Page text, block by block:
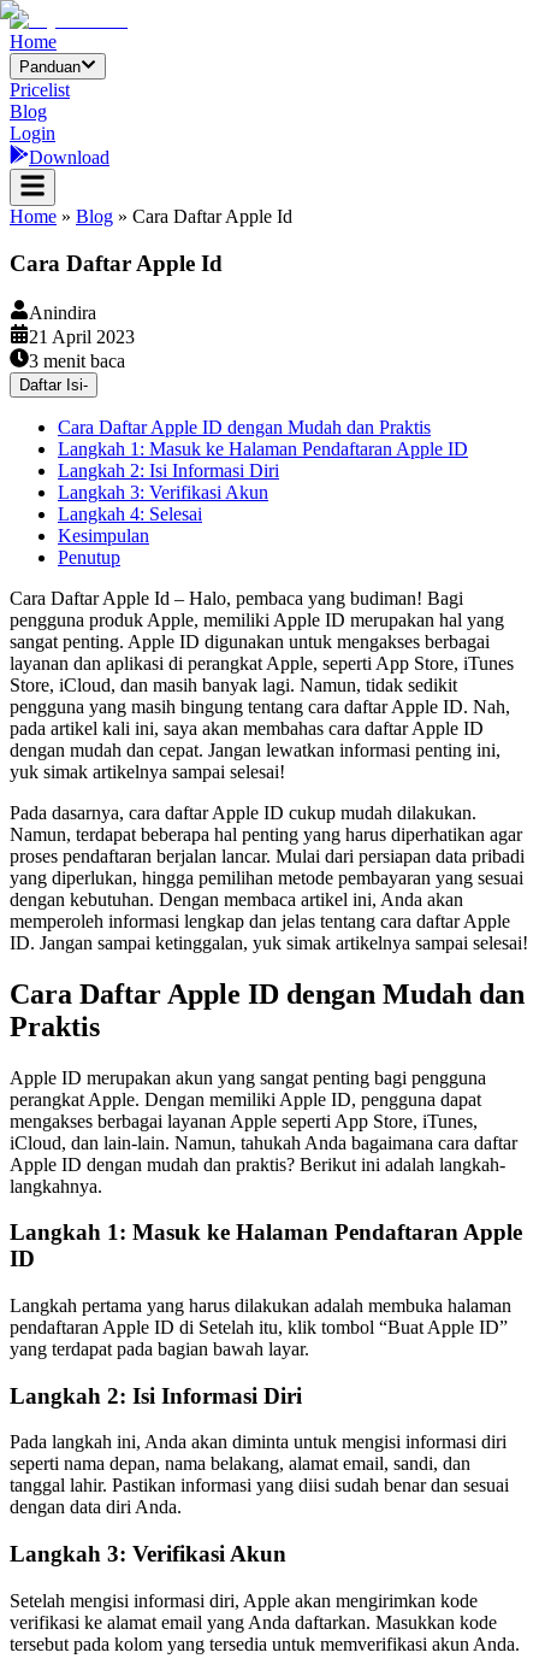
Home
Panduan
Pricelist
Blog
Login
Download
Home » Blog » Cara Daftar Apple Id
Cara Daftar Apple Id
Anindira
21 April 2023
3 menit baca
Daftar Isi-
Cara Daftar Apple ID dengan Mudah dan Praktis
Langkah 1: Masuk ke Halaman Pendaftaran Apple ID
Langkah 2: Isi Informasi Diri
Langkah 3: Verifikasi Akun
Langkah 4: Selesai
Kesimpulan
Penutup
Cara Daftar Apple Id – Halo, pembaca yang budiman! Bagi
pengguna produk Apple, memiliki Apple ID merupakan hal yang
sangat penting. Apple ID digunakan untuk mengakses berbagai
layanan dan aplikasi di perangkat Apple, seperti App Store, iTunes
Store, iCloud, dan masih banyak lagi. Namun, tidak sedikit
pengguna yang masih bingung tentang cara daftar Apple ID. Nah,
pada artikel kali ini, saya akan membahas cara daftar Apple ID
dengan mudah dan cepat. Jangan lewatkan informasi penting ini,
yuk simak artikelnya sampai selesai!
Pada dasarnya, cara daftar Apple ID cukup mudah dilakukan.
Namun, terdapat beberapa hal penting yang harus diperhatikan agar
proses pendaftaran berjalan lancar. Mulai dari persiapan data pribadi
yang diperlukan, hingga pemilihan metode pembayaran yang sesuai
dengan kebutuhan. Dengan membaca artikel ini, Anda akan
memperoleh informasi lengkap dan jelas tentang cara daftar Apple
ID. Jangan sampai ketinggalan, yuk simak artikelnya sampai selesai!
Cara Daftar Apple ID dengan Mudah dan
Praktis
Apple ID merupakan akun yang sangat penting bagi pengguna
perangkat Apple. Dengan memiliki Apple ID, pengguna dapat
mengakses berbagai layanan Apple seperti App Store, iTunes,
iCloud, dan lain-lain. Namun, tahukah Anda bagaimana cara daftar
Apple ID dengan mudah dan praktis? Berikut ini adalah langkah-
langkahnya.
Langkah 1: Masuk ke Halaman Pendaftaran Apple
ID
Langkah pertama yang harus dilakukan adalah membuka halaman
pendaftaran Apple ID di Setelah itu, klik tombol “Buat Apple ID”
yang terdapat pada bagian bawah layar.
Langkah 2: Isi Informasi Diri
Pada langkah ini, Anda akan diminta untuk mengisi informasi diri
seperti nama depan, nama belakang, alamat email, sandi, dan
tanggal lahir. Pastikan informasi yang diisi sudah benar dan sesuai
dengan data diri Anda.
Langkah 3: Verifikasi Akun
Setelah mengisi informasi diri, Apple akan mengirimkan kode
verifikasi ke alamat email yang Anda daftarkan. Masukkan kode
tersebut pada kolom yang tersedia untuk memverifikasi akun Anda.